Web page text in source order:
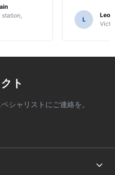
れないかも
station,
L
ト
シャリストにご連絡を。